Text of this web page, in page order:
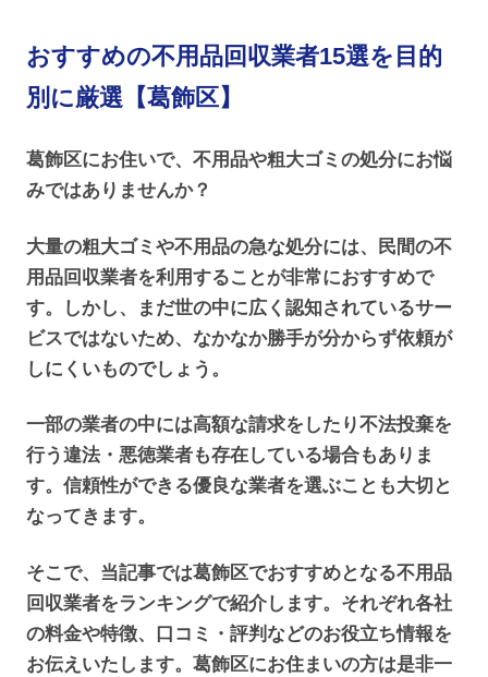
おすすめの不用品回収業者15選を目的
別に厳選【葛飾区】
葛飾区にお住いで、不用品や粗大ゴミの処分にお悩
みではありませんか？
大量の粗大ゴミや不用品の急な処分には、民間の不
用品回収業者を利用することが非常におすすめで
す。しかし、まだ世の中に広く認知されているサー
ビスではないため、なかなか勝手が分からず依頼が
しにくいものでしょう。
一部の業者の中には高額な請求をしたり不法投棄を
行う違法・悪徳業者も存在している場合もありま
す。信頼性ができる優良な業者を選ぶことも大切と
なってきます。
そこで、当記事では葛飾区でおすすめとなる不用品
回収業者をランキングで紹介します。それぞれ各社
の料金や特徴、口コミ・評判などのお役立ち情報を
お伝えいたします。葛飾区にお住まいの方は是非一